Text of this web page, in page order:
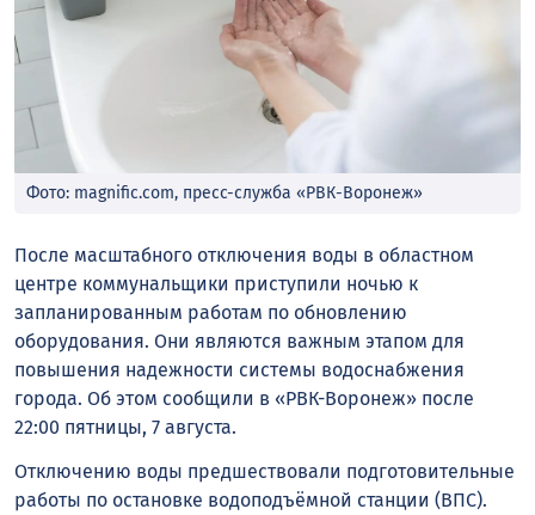
Фото: magnific.com, пресс-служба «РВК-Воронеж»
После масштабного отключения воды в областном
центре коммунальщики приступили ночью к
запланированным работам по обновлению
оборудования. Они являются важным этапом для
повышения надежности системы водоснабжения
города. Об этом сообщили в «РВК-Воронеж» после
22:00 пятницы, 7 августа.
Отключению воды предшествовали подготовительные
работы по остановке водоподъёмной станции (ВПС).